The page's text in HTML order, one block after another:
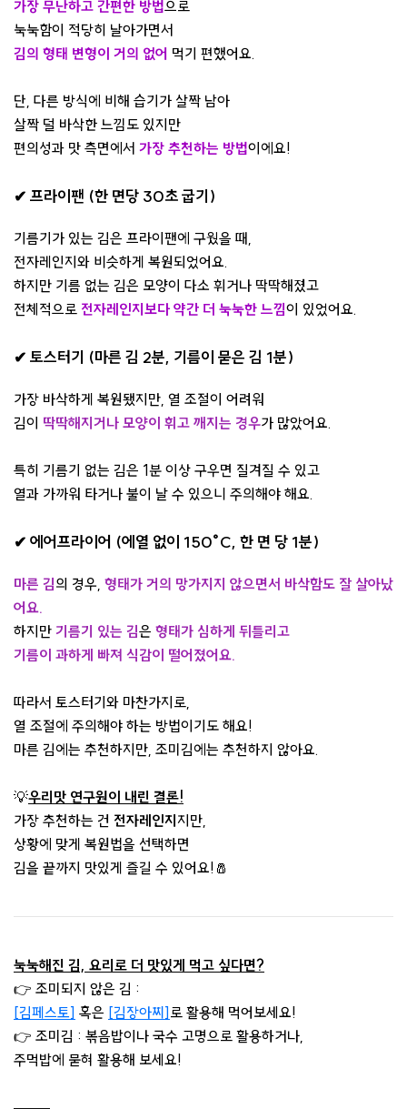
가장 무난하고 간편한 방법으로
눅눅함이 적당히 날아가면서
김의 형태 변형이 거의 없어 먹기 편했어요.
단, 다른 방식에 비해 습기가 살짝 남아
살짝 덜 바삭한 느낌도 있지만
편의성과 맛 측면에서 가장 추천하는 방법이에요!
✔ 프라이팬 (한 면당 30초 굽기)
기름기가 있는 김은 프라이팬에 구웠을 때,
전자레인지와 비슷하게 복원되었어요.
하지만 기름 없는 김은 모양이 다소 휘거나 딱딱해졌고
전체적으로 전자레인지보다 약간 더 눅눅한 느낌이 있었어요.
✔ 토스터기 (마른 김 2분, 기름이 묻은 김 1분)
가장 바삭하게 복원됐지만, 열 조절이 어려워
김이 딱딱해지거나 모양이 휘고 깨지는 경우가 많았어요.
특히 기름기 없는 김은 1분 이상 구우면 질겨질 수 있고
열과 가까워 타거나 불이 날 수 있으니 주의해야 해요.
✔ 에어프라이어 (에열 없이 150°C, 한 면 당 1분)
마른 김의 경우, 형태가 거의 망가지지 않으면서 바삭함도 잘 살아났
어요.
하지만 기름기 있는 김은 형태가 심하게 뒤틀리고
기름이 과하게 빠져 식감이 떨어졌어요.
따라서 토스터기와 마찬가지로,
열 조절에 주의해야 하는 방법이기도 해요!
마른 김에는 추천하지만, 조미김에는 추천하지 않아요.
💡우리맛 연구원이 내린 결론!
가장 추천하는 건 전자레인지지만,
상황에 맞게 복원법을 선택하면
김을 끝까지 맛있게 즐길 수 있어요!🧂
눅눅해진 김, 요리로 더 맛있게 먹고 싶다면?
👉 조미되지 않은 김 :
[김페스토] 혹은 [김장아찌]로 활용해 먹어보세요!
👉 조미김 : 볶음밥이나 국수 고명으로 활용하거나,
주먹밥에 묻혀 활용해 보세요!